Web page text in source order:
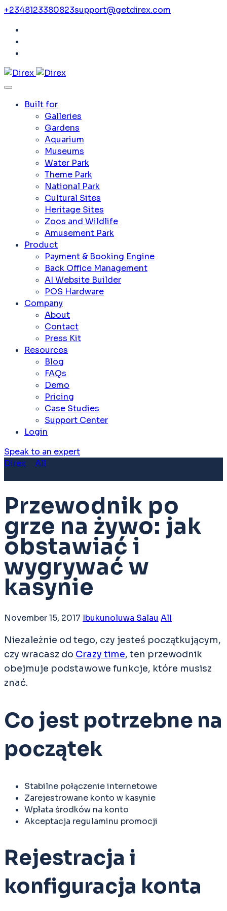
+2348123380823support@getdirex.com
Built for
Galleries
Gardens
Aquarium
Museums
Water Park
Theme Park
National Park
Cultural Sites
Heritage Sites
Zoos and Wildlife
Amusement Park
Product
Payment & Booking Engine
Back Office Management
AI Website Builder
POS Hardware
Company
About
Contact
Press Kit
Resources
Blog
FAQs
Demo
Pricing
Case Studies
Support Center
Login
Speak to an expert
Direx
All
Przewodnik po
grze na żywo: jak
obstawiać i
wygrywać w
kasynie
November 15, 2017 Ibukunoluwa Salau All
Niezależnie od tego, czy jesteś początkującym,
czy wracasz do Crazy time, ten przewodnik
obejmuje podstawowe funkcje, które musisz
znać.
Co jest potrzebne na
początek
Stabilne połączenie internetowe
Zarejestrowane konto w kasynie
Wpłata środków na konto
Akceptacja regulaminu promocji
Rejestracja i
konfiguracja konta